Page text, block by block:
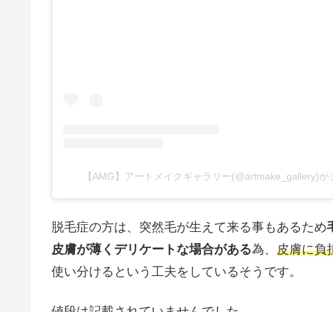
【AMG】アートメイクギャラリー(@artmake_gallery)が
脱毛症の方は、突然毛が生えて来る事もあるため
皮膚が薄くデリケートな場合がある為、 皮膚に負
使い分けるという工夫をしているそうです。